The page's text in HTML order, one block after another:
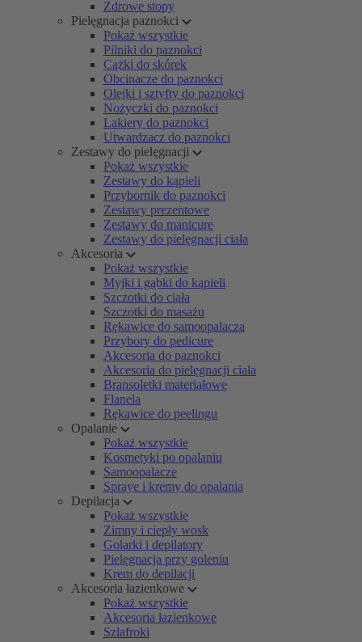
Zdrowe stopy
Pielęgnacja paznokci
Pokaż wszystkie
Pilniki do paznokci
Cążki do skórek
Obcinacze do paznokci
Olejki i sztyfty do paznokci
Nożyczki do paznokci
Lakiery do paznokci
Utwardzacz do paznokci
Zestawy do pielęgnacji
Pokaż wszystkie
Zestawy do kąpieli
Przybornik do paznokci
Zestawy prezentowe
Zestawy do manicure
Zestawy do pielęgnacji ciała
Akcesoria
Pokaż wszystkie
Myjki i gąbki do kąpieli
Szczotki do ciała
Szczotki do masażu
Rękawice do samoopalacza
Przybory do pedicure
Akcesoria do paznokci
Akcesoria do pielęgnacji ciała
Bransoletki materiałowe
Flanela
Rękawice do peelingu
Opalanie
Pokaż wszystkie
Kosmetyki po opalaniu
Samoopalacze
Spraye i kremy do opalania
Depilacja
Pokaż wszystkie
Zimny i ciepły wosk
Golarki i depilatory
Pielęgnacja przy goleniu
Krem do depilacji
Akcesoria łazienkowe
Pokaż wszystkie
Akcesoria łazienkowe
Szlafroki